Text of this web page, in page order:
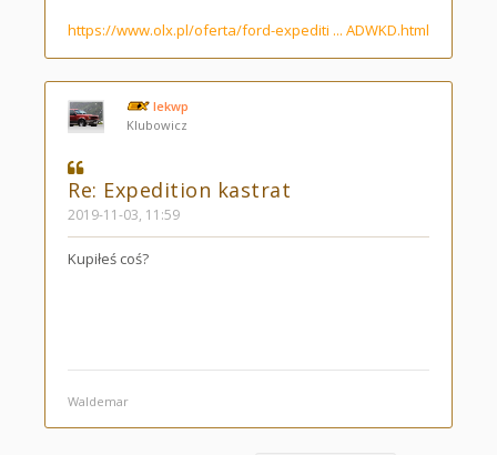
https://www.olx.pl/oferta/ford-expediti ... ADWKD.html
lekwp
Klubowicz
Re: Expedition kastrat
2019-11-03, 11:59
Kupiłeś coś?
Waldemar